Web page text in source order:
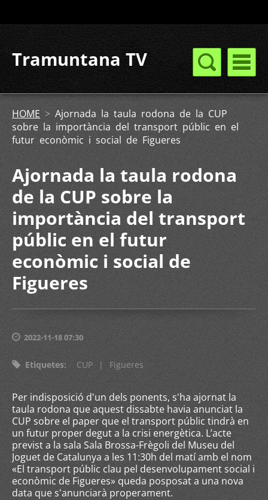
Tramuntana TV
HOME > Ajornada la taula rodona de la CUP
sobre la importància del transport públic en el
futur econòmic i social de Figueres
Ajornada la taula rodona
de la CUP sobre la
importància del transport
públic en el futur
econòmic i social de
Figueres
2022-11-18 07:30
Etiquetes: CUP | Figueres
Per indisposició d'un dels ponents, s'ha ajornat la
taula rodona que aquest dissabte havia anunciat la
CUP sobre el paper que el transport públic tindrà en
un futur proper degut a la crisi energètica. L’acte
previst a la sala Sala Brossa-Frègoli del Museu del
Joguet de Catalunya a les 11:30h del matí amb el nom
«El transport públic clau pel desenvolupament social i
econòmic de Figueres» queda posposat a una nova
data que s'anunciarà properament.